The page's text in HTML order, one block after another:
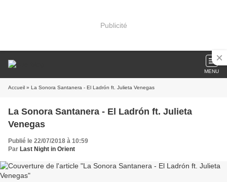
Publicité
MENU
Accueil » La Sonora Santanera - El Ladrón ft. Julieta Venegas
La Sonora Santanera - El Ladrón ft. Julieta
Venegas
Publié le 22/07/2018 à 10:59
Par Last Night in Orient